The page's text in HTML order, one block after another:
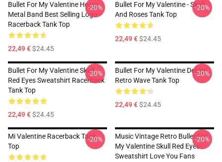
Bullet For My Valentine Heavy
Metal Band Best Selling Logo -
Racerback Tank Top
22,49 €$24.45
-20%
Bullet For My Valentine - Skull
And Roses Tank Top
22,49 €$24.45
-20%
Bullet For My Valentine Skull
Red Eyes Sweatshirt Racerback
Tank Top
22,49 €$24.45
-20%
Bullet For My Valentine Design
Retro Wave Tank Top
22,49 €$24.45
-20%
Mi Valentine Racerback Tank
Top
-20%
Music Vintage Retro Bullet For
My Valentine Skull Red Eyes
Sweatshirt Love You Fans
-20%